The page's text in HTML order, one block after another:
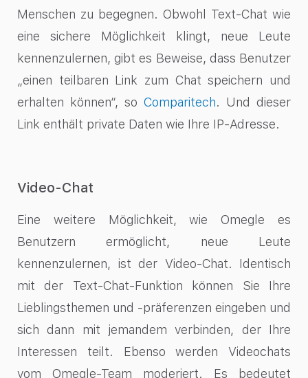
Menschen zu begegnen. Obwohl Text-Chat wie
eine sichere Möglichkeit klingt, neue Leute
kennenzulernen, gibt es Beweise, dass Benutzer
„einen teilbaren Link zum Chat speichern und
erhalten können“, so Comparitech. Und dieser
Link enthält private Daten wie Ihre IP-Adresse.
Video-Chat
Eine weitere Möglichkeit, wie Omegle es
Benutzern ermöglicht, neue Leute
kennenzulernen, ist der Video-Chat. Identisch
mit der Text-Chat-Funktion können Sie Ihre
Lieblingsthemen und -präferenzen eingeben und
sich dann mit jemandem verbinden, der Ihre
Interessen teilt. Ebenso werden Videochats
vom Omegle-Team moderiert. Es bedeutet